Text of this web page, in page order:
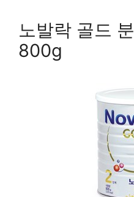
노발락 골드
800g